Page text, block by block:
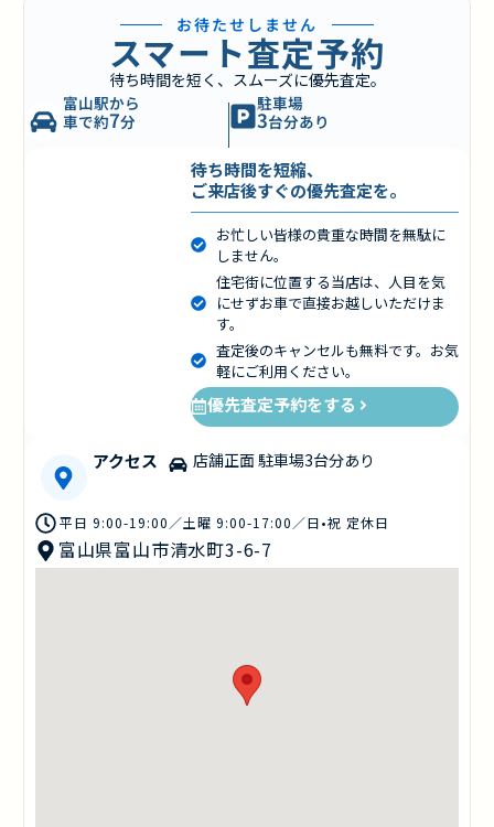
お待たせしません
スマート査定予約
待ち時間を短く、スムーズに優先査定。
富山駅から
車で約7分
駐車場
3台分あり
待ち時間を短縮、
ご来店後すぐの優先査定を。
お忙しい皆様の貴重な時間を無駄に
しません。
住宅街に位置する当店は、人目を気
にせずお車で直接お越しいただけま
す。
査定後のキャンセルも無料です。お気
軽にご利用ください。
優先査定予約をする
アクセス 店舗正面 駐車場3台分あり
平日 9:00-19:00／土曜 9:00-17:00／日•祝 定休日
富山県富山市清水町3-6-7